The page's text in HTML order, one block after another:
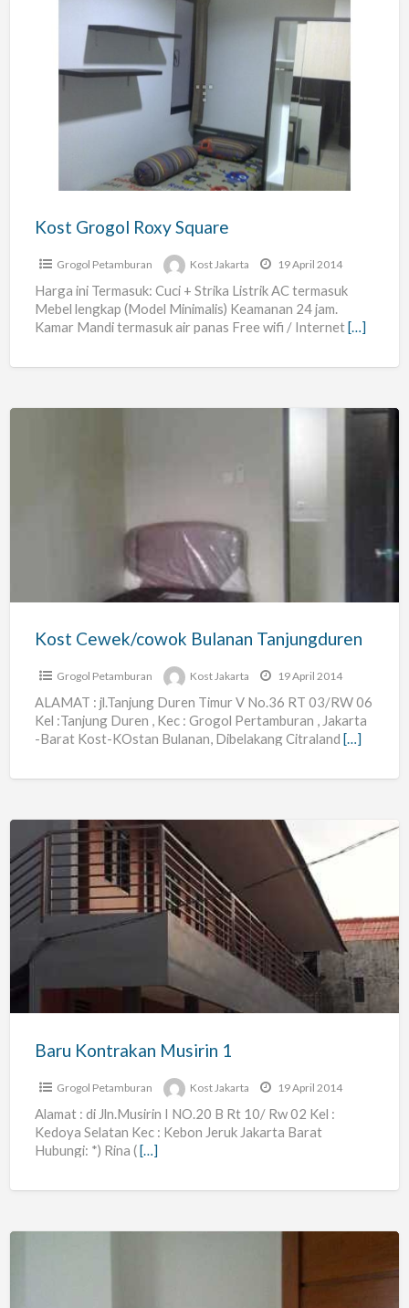
Grogol
Kost Grogol Roxy Square
Grogol Petamburan Kost Jakarta 19 April 2014
Harga ini Termasuk: Cuci + Strika Listrik AC termasuk
Mebel lengkap (Model Minimalis) Keamanan 24 jam.
Kamar Mandi termasuk air panas Free wifi / Internet[…]
Kost Cewek/cowok Bulanan Tanjungduren
Grogol Petamburan Kost Jakarta 19 April 2014
ALAMAT : jl.Tanjung Duren Timur V No.36 RT 03/RW 06
Kel :Tanjung Duren , Kec : Grogol Pertamburan , Jakarta
-Barat Kost-KOstan Bulanan, Dibelakang Citraland […]
Baru
Kontrakan
Musirin
Baru Kontrakan Musirin 1
Grogol Petamburan Kost Jakarta 19 April 2014
Alamat : di Jln.Musirin I NO.20 B Rt 10/ Rw 02 Kel :
Kedoya Selatan Kec : Kebon Jeruk Jakarta Barat
Hubungi: *) Rina ([…]